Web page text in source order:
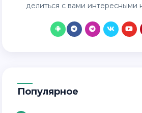
делиться с вами интересными
Популярное